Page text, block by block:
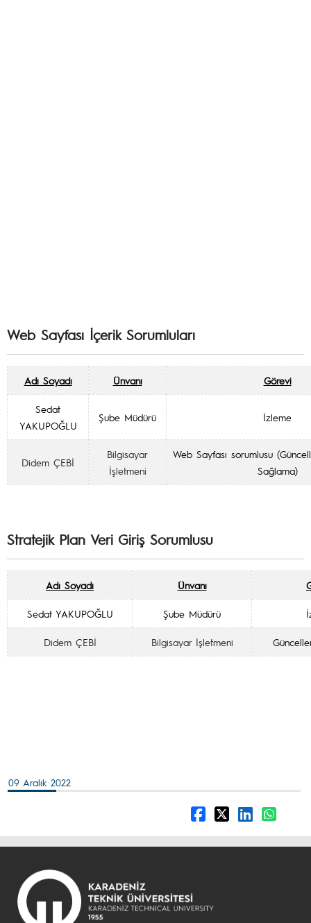
Web Sayfası İçerik Sorumluları
Adı Soyadı Ünvanı Görevi
Sedat
YAKUPOĞLU
Şube Müdürü İzleme
Didem ÇEBİ
Bilgisayar
İşletmeni
Web Sayfası sorumlusu
Sağlama)
Stratejik Plan Veri Giriş Sorumlusu
Adı Soyadı Ünvanı
Sedat YAKUPOĞLU Şube Müdürü
Didem ÇEBİ Bilgisayar İşletmeni
09 Aralık 2022